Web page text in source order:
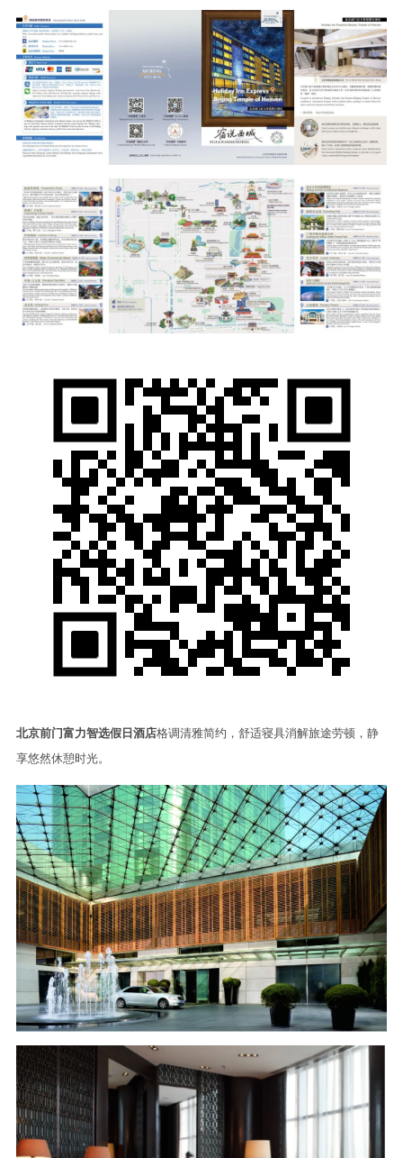
北京前门富力智选假日酒店格调清雅简约，舒适寝具消解旅途劳顿，静
享悠然休憩时光。